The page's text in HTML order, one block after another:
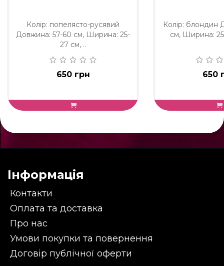
Колір: попелясто-русявий
Довжина: 57-60 см, Ширина: 25-
27 см, ..
650 грн
Колір: блондин
см, Ширина:
650
Інформація
Контакти
Оплата та доставка
Про нас
Умови покупки та повернення
Договір публічної оферти